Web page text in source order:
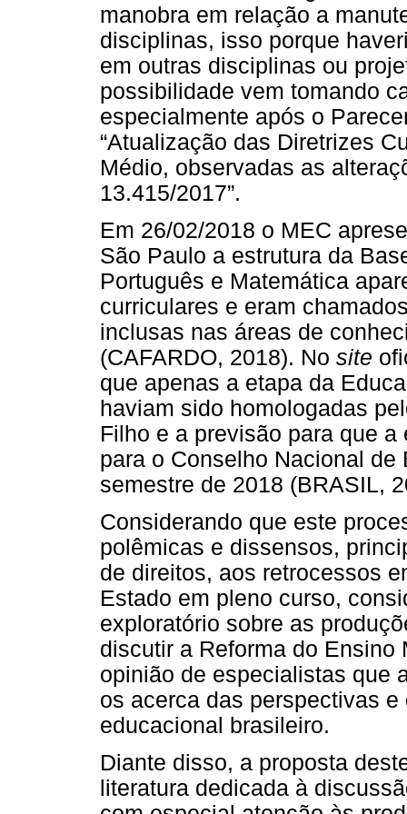
manobra em relação a
disciplinas, isso porque
em outras disciplinas ou
possibilidade vem tomando
especialmente após o
“Atualização das Diretrizes
Médio, observadas as
13.415/2017”.
Em 26/02/2018 o MEC
São Paulo a estrutura da
Português e Matemática
curriculares e eram
inclusas nas áreas de
(CAFARDO, 2018). No site
que apenas a etapa da
haviam sido homologadas
Filho e a previsão para que
para o Conselho Nacional
semestre de 2018 (BRASIL,
Considerando que este
polêmicas e dissensos,
de direitos, aos retrocessos
Estado em pleno curso,
exploratório sobre as
discutir a Reforma do
opinião de especialistas que
os acerca das perspectivas
educacional brasileiro.
Diante disso, a proposta
literatura dedicada à